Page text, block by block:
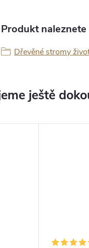
Produkt
Dřevěné stromy
ještě